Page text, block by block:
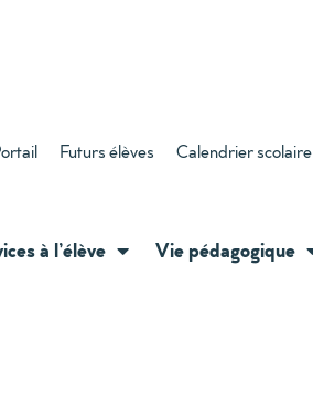
Futurs élèves Calendrier scolaire
à l’élève Vie pédagogique